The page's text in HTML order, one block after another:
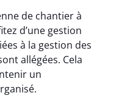
de chantier à
d’une gestion
à la gestion des
allégées. Cela
un